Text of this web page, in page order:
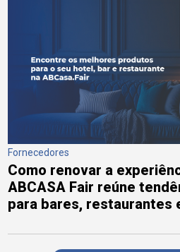
Fornecedores
Como renovar a
ABCASA Fair reúne
para bares, restaurantes